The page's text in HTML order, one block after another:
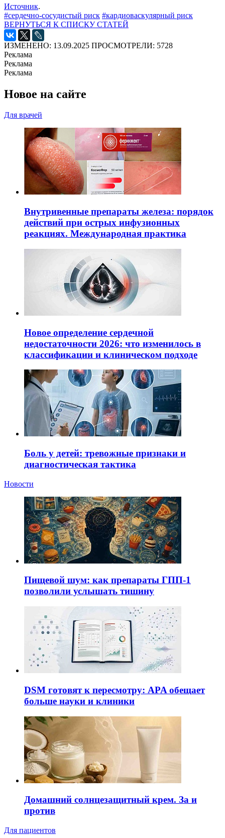
Источник.
#сердечно-сосудистый риск #кардиоваскулярный риск
ВЕРНУТЬСЯ К СПИСКУ СТАТЕЙ
ИЗМЕНЕНО: 13.09.2025 ПРОСМОТРЕЛИ: 5728
Реклама
Реклама
Реклама
Новое на сайте
Для врачей
Внутривенные препараты железа: порядок
действий при острых инфузионных
реакциях. Международная практика
Новое определение сердечной
недостаточности 2026: что изменилось в
классификации и клиническом подходе
Боль у детей: тревожные признаки и
диагностическая тактика
Новости
Пищевой шум: как препараты ГПП-1
позволили услышать тишину
DSM готовят к пересмотру: APA обещает
больше науки и клиники
Домашний солнцезащитный крем. За и
против
Для пациентов